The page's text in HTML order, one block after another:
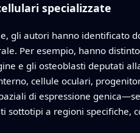
specializzate
gli autori hanno identificato
Per esempio, hanno
e gli osteoblasti deputati
cellule oculari,
di espressione
sottotipi a regioni specifiche,